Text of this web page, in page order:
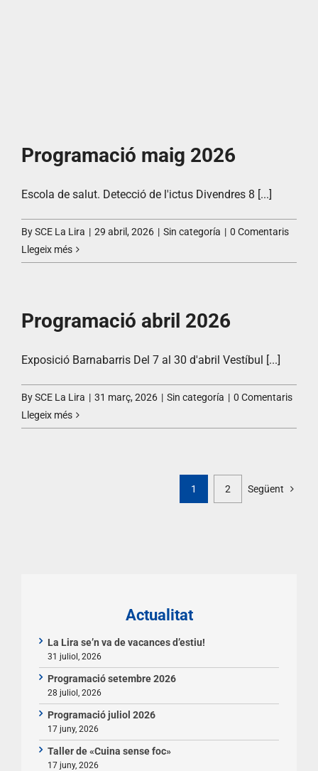
Programació maig 2026
Escola de salut. Detecció de l'ictus Divendres 8 [...]
BySCE La Lira | 29 abril, 2026 | Sin categoría | 0 Comentaris
Llegeix més
Programació abril 2026
Exposició Barnabarris Del 7 al 30 d'abril Vestíbul [...]
BySCE La Lira | 31 març, 2026 | Sin categoría | 0 Comentaris
Llegeix més
1 2 Següent
Actualitat
La Lira se’n va de vacances d’estiu!
31 juliol, 2026
Programació setembre 2026
28 juliol, 2026
Programació juliol 2026
17 juny, 2026
Taller de «Cuina sense foc»
17 juny, 2026